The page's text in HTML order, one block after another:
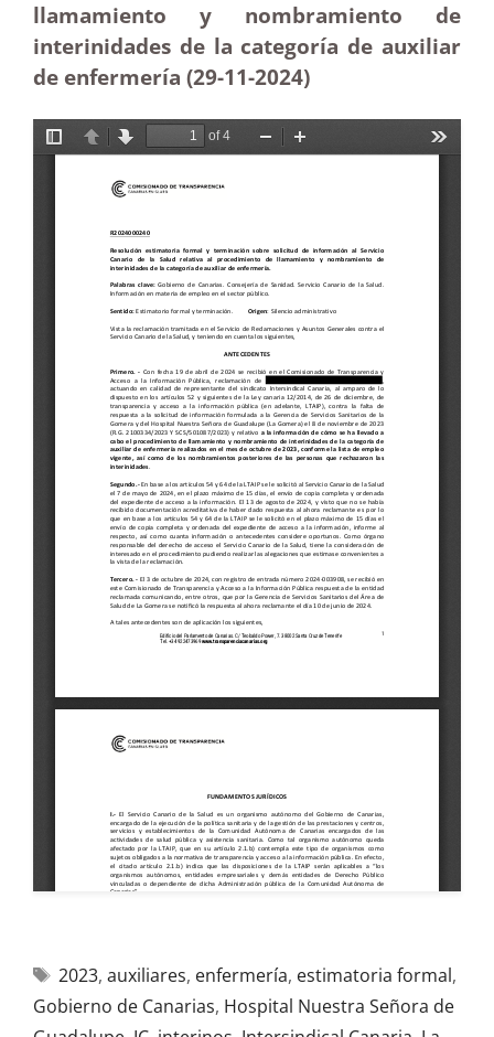
llamamiento y nombramiento de
interinidades de la categoría de auxiliar
de enfermería (29-11-2024)
2023, auxiliares, enfermería, estimatoria formal,
Gobierno de Canarias, Hospital Nuestra Señora de